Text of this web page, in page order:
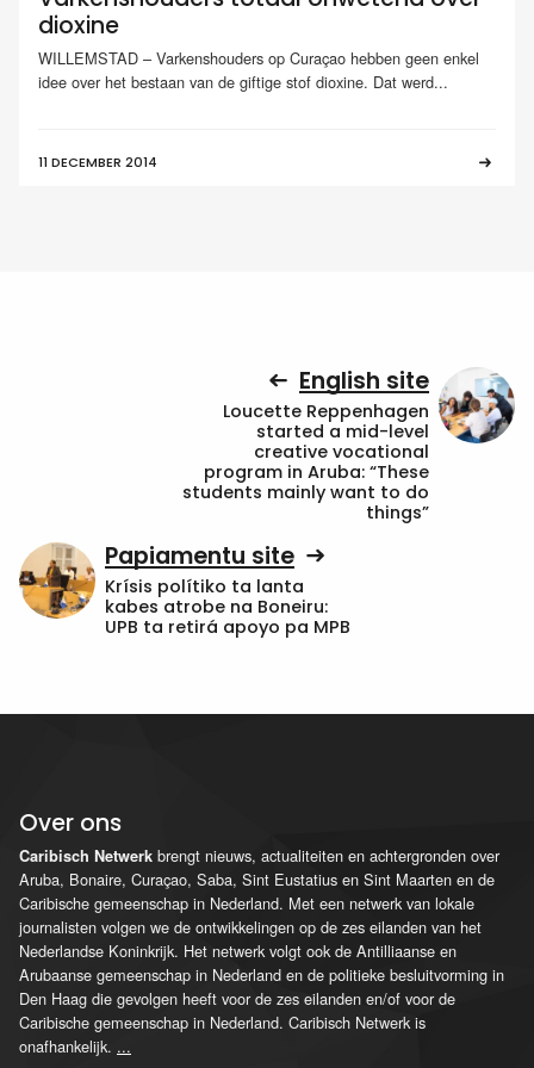
dioxine
WILLEMSTAD – Varkenshouders op Curaçao hebben geen enkel
idee over het bestaan van de giftige stof dioxine. Dat werd...
11 DECEMBER 2014
English site
Loucette Reppenhagen
started a mid-level
creative vocational
program in Aruba: “These
students mainly want to do
things”
Papiamentu site
Krísis polítiko ta lanta
kabes atrobe na Boneiru:
UPB ta retirá apoyo pa MPB
Over ons
Caribisch Netwerk brengt nieuws, actualiteiten en achtergronden over
Aruba, Bonaire, Curaçao, Saba, Sint Eustatius en Sint Maarten en de
Caribische gemeenschap in Nederland. Met een netwerk van lokale
journalisten volgen we de ontwikkelingen op de zes eilanden van het
Nederlandse Koninkrijk. Het netwerk volgt ook de Antilliaanse en
Arubaanse gemeenschap in Nederland en de politieke besluitvorming in
Den Haag die gevolgen heeft voor de zes eilanden en/of voor de
Caribische gemeenschap in Nederland. Caribisch Netwerk is
onafhankelijk. ...